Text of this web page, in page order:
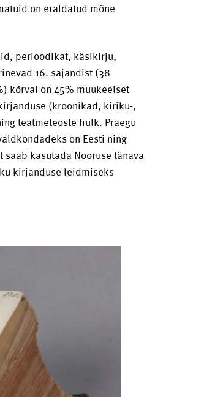
on eraldatud mõne
perioodikat, käsikirju,
16. sajandist (38
kõrval on 45% muukeelset
(kroonikad, kiriku-,
teatmeteoste hulk. Praegu
on Eesti ning
kasutada Nooruse tänava
kirjanduse leidmiseks